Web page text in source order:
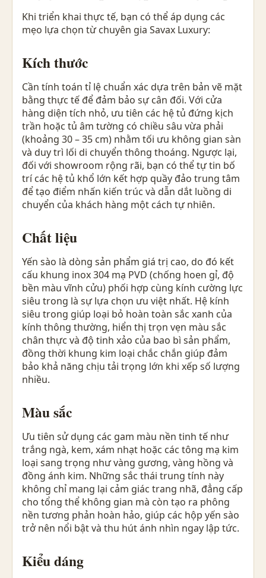
Khi triển khai thực tế, bạn có thể áp dụng các
mẹo lựa chọn từ chuyên gia Savax Luxury:
Kích thước
Cần tính toán tỉ lệ chuẩn xác dựa trên bản vẽ mặt
bằng thực tế để đảm bảo sự cân đối. Với cửa
hàng diện tích nhỏ, ưu tiên các hệ tủ đứng kịch
trần hoặc tủ âm tường có chiều sâu vừa phải
(khoảng 30 – 35 cm) nhằm tối ưu không gian sàn
và duy trì lối di chuyển thông thoáng. Ngược lại,
đối với showroom rộng rãi, bạn có thể tự tin bố
trí các hệ tủ khổ lớn kết hợp quầy đảo trung tâm
để tạo điểm nhấn kiến trúc và dẫn dắt luồng di
chuyển của khách hàng một cách tự nhiên.
Chất liệu
Yến sào là dòng sản phẩm giá trị cao, do đó kết
cấu khung inox 304 mạ PVD (chống hoen gỉ, độ
bền màu vĩnh cửu) phối hợp cùng kính cường lực
siêu trong là sự lựa chọn ưu việt nhất. Hệ kính
siêu trong giúp loại bỏ hoàn toàn sắc xanh của
kính thông thường, hiển thị trọn vẹn màu sắc
chân thực và độ tinh xảo của bao bì sản phẩm,
đồng thời khung kim loại chắc chắn giúp đảm
bảo khả năng chịu tải trọng lớn khi xếp số lượng
nhiều.
Màu sắc
Ưu tiên sử dụng các gam màu nền tinh tế như
trắng ngà, kem, xám nhạt hoặc các tông mạ kim
loại sang trọng như vàng gương, vàng hồng và
đồng ánh kim. Những sắc thái trung tính này
không chỉ mang lại cảm giác trang nhã, đẳng cấp
cho tổng thể không gian mà còn tạo ra phông
nền tương phản hoàn hảo, giúp các hộp yến sào
trở nên nổi bật và thu hút ánh nhìn ngay lập tức.
Kiểu dáng